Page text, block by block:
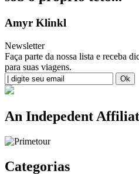
Amyr Klinkl
Newsletter
Faça parte da nossa lista e receba
para suas viagens.
An Indepedent
Categorias